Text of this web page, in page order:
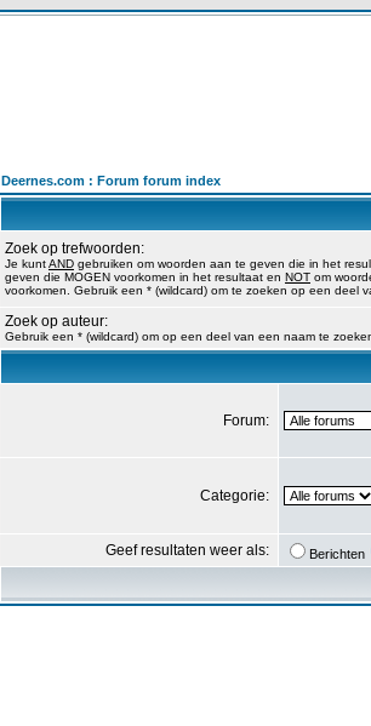
Deernes.com : Forum forum index
Zoek op trefwoorden:
Je kuntAND gebruiken om woorden aan te geven die in het
geven die MOGEN voorkomen in het resultaat en NOT om
voorkomen. Gebruik een * (wildcard) om te zoeken op een deel
Zoek op auteur:
Gebruik een * (wildcard) om op een deel van een naam te
Forum:
Categorie:
Geef resultaten weer als: Berichten